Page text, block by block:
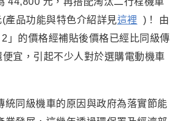
產品功能與特色介紹詳見這裡 ) ！
由
」的價格經補貼後價格已經比同級傳
宜，引起不少人對於選購電動機車
統同級機車的原因與政府為落實節能